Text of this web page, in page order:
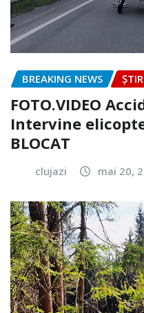
BREAKING NEWS
FOTO.VIDEO
Intervine
BLOCAT
clujazi mai 20,